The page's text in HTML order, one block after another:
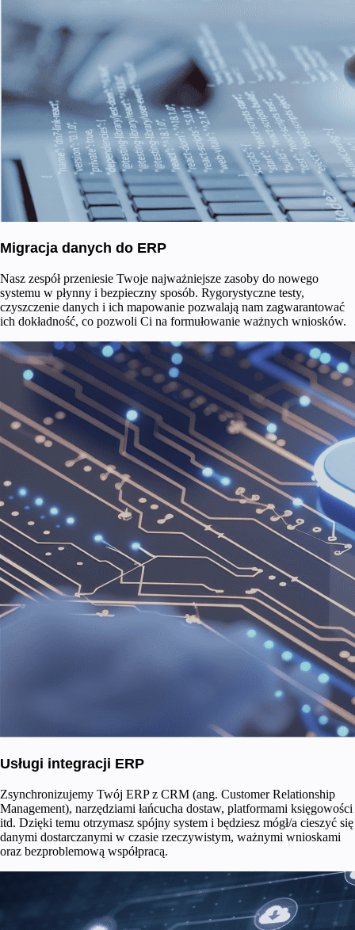
Migracja danych do ERP
Nasz zespół przeniesie Twoje najważniejsze zasoby do nowego
systemu w płynny i bezpieczny sposób. Rygorystyczne testy,
czyszczenie danych i ich mapowanie pozwalają nam zagwarantować
ich dokładność, co pozwoli Ci na formułowanie ważnych wniosków.
Usługi integracji ERP
Zsynchronizujemy Twój ERP z CRM (ang. Customer Relationship
Management), narzędziami łańcucha dostaw, platformami księgowości
itd. Dzięki temu otrzymasz spójny system i będziesz mógł/a cieszyć się
danymi dostarczanymi w czasie rzeczywistym, ważnymi wnioskami
oraz bezproblemową współpracą.